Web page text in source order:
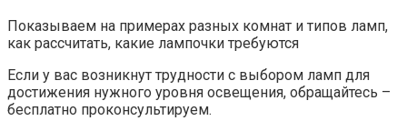
Показываем на примерах разных комнат и типов ламп,
как рассчитать, какие лампочки требуются
Если у вас возникнут трудности с выбором ламп для
достижения нужного уровня освещения, обращайтесь –
бесплатно проконсультируем.